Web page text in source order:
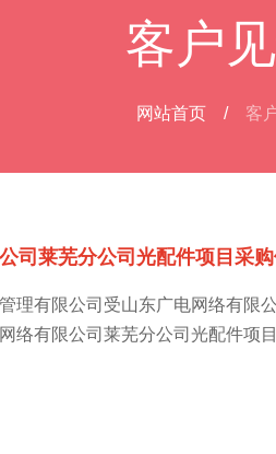
客户
网站首页 / 客
司莱芜分公司光配件项目采
理有限公司受山东广电网络有限
络有限公司莱芜分公司光配件项